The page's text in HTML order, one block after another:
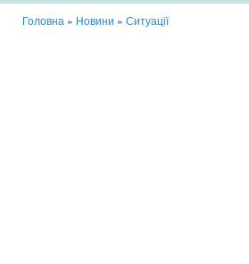
Головна » Новини » Ситуації